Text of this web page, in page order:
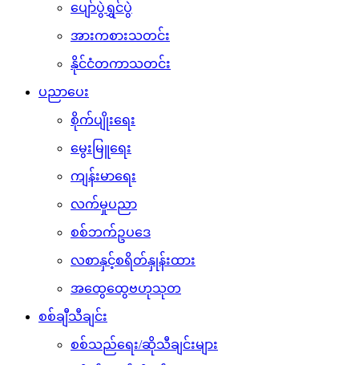
ပျော်ပွဲရွှင်ပွဲ
အားကစားသတင်း
နိုင်ငံတကာသတင်း
ပညာပေး
စိုက်ပျိုးရေး
မွေးမြူရေး
ကျန်းမာရေး
လက်မှုပညာ
စစ်ဘက်ဥပဒေ
လစာနှင့်စရိတ်နှုန်းထား
အထွေထွေဗဟုသုတ
စစ်ချီသီချင်း
စစ်သည်ရေး/ဆိုသီချင်းများ